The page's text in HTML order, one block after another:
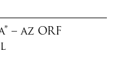
– az ORF